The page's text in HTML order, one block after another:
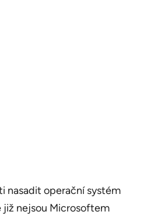
nasadit operační systém
již nejsou Microsoftem